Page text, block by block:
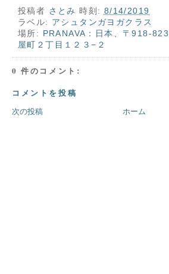
投稿者 さとみ 時刻: 8/14/2019
ラベル: アシュタンガヨガクラス
場所: PRANAVA：日本、〒918-
屋町２丁目１２３−２
0 件のコメント:
コメントを投稿
次の投稿 ホーム